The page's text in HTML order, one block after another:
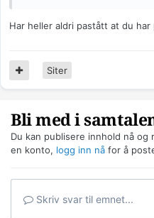
Har heller aldri pastått at du
Siter
Bli med i
Du kan publisere innhold nå
en konto, logg inn nå for å
Skriv svar til emnet...